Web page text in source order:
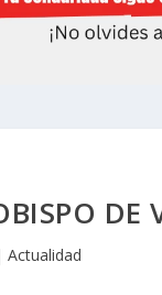
DE
Actualidad